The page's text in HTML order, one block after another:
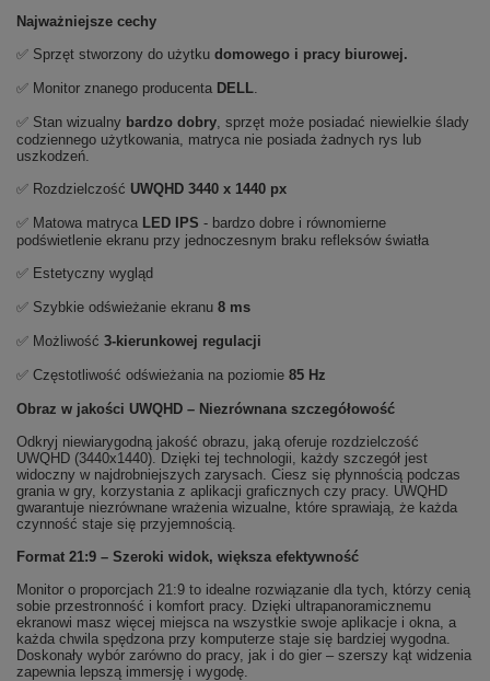
Najważniejsze cechy
✅ Sprzęt stworzony do użytku domowego i pracy biurowej.
✅ Monitor znanego producenta DELL.
✅ Stan wizualny bardzo dobry, sprzęt może posiadać niewielkie ślady
codziennego użytkowania, matryca nie posiada żadnych rys lub
uszkodzeń.
✅ Rozdzielczość UWQHD 3440 x 1440 px
✅ Matowa matryca LED IPS - bardzo dobre i równomierne
podświetlenie ekranu przy jednoczesnym braku refleksów światła
✅ Estetyczny wygląd
✅ Szybkie odświeżanie ekranu 8 ms
✅ Możliwość 3-kierunkowej regulacji
✅ Częstotliwość odświeżania na poziomie 85 Hz
Obraz w jakości UWQHD – Niezrównana szczegółowość
Odkryj niewiarygodną jakość obrazu, jaką oferuje rozdzielczość
UWQHD (3440x1440). Dzięki tej technologii, każdy szczegół jest
widoczny w najdrobniejszych zarysach. Ciesz się płynnością podczas
grania w gry, korzystania z aplikacji graficznych czy pracy. UWQHD
gwarantuje niezrównane wrażenia wizualne, które sprawiają, że każda
czynność staje się przyjemnością.
Format 21:9 – Szeroki widok, większa efektywność
Monitor o proporcjach 21:9 to idealne rozwiązanie dla tych, którzy cenią
sobie przestronność i komfort pracy. Dzięki ultrapanoramicznemu
ekranowi masz więcej miejsca na wszystkie swoje aplikacje i okna, a
każda chwila spędzona przy komputerze staje się bardziej wygodna.
Doskonały wybór zarówno do pracy, jak i do gier – szerszy kąt widzenia
zapewnia lepszą immersję i wygodę.